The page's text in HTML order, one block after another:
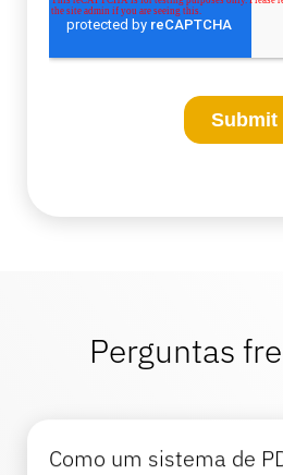
Perguntas
Como um sistema de